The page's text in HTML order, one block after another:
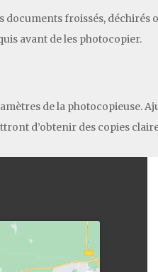
froissés, déchirés
avant de les photocopier.
de la photocopieuse.
d’obtenir des copies